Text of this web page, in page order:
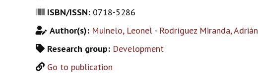
ISBN/ISSN: 0718-5286
Author(s): Muinelo, Leonel - Rodríguez Miranda, Adrián
Research group: Development
Go to publication